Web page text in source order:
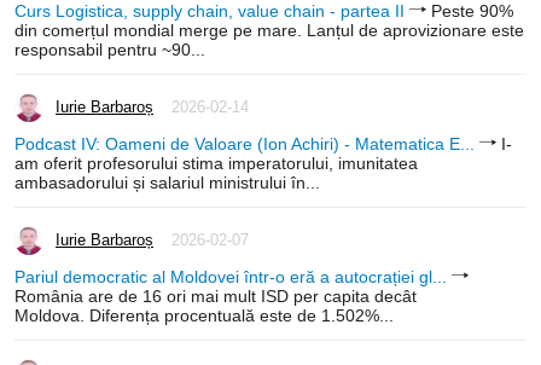
Curs Logistica, supply chain, value chain - partea II
Peste 90%
din comerțul mondial merge pe mare. Lanțul de aprovizionare este
responsabil pentru ~90...
Iurie Barbaroș 2026-02-14
Podcast IV: Oameni de Valoare (Ion Achiri) - Matematica E...
I-
am oferit profesorului stima imperatorului, imunitatea
ambasadorului și salariul ministrului în...
Iurie Barbaroș 2026-02-07
Pariul democratic al Moldovei într-o eră a autocrației gl...
România are de 16 ori mai mult ISD per capita decât
Moldova. Diferența procentuală este de 1.502%...